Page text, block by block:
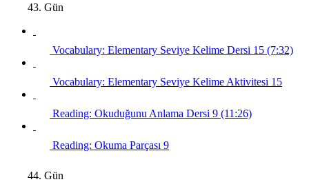
43. Gün
Vocabulary: Elementary Seviye Kelime Dersi 15 (7:32)
Vocabulary: Elementary Seviye Kelime Aktivitesi 15
Reading: Okuduğunu Anlama Dersi 9 (11:26)
Reading: Okuma Parçası 9
44. Gün